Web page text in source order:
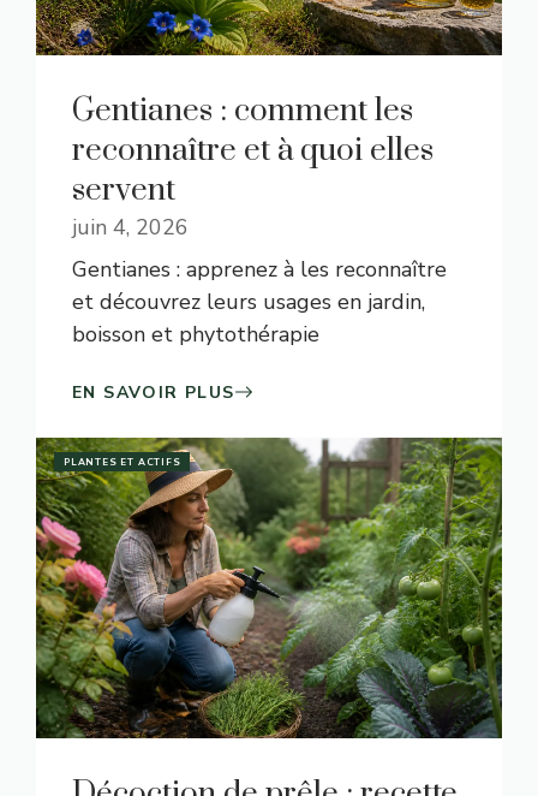
Gentianes : comment les
reconnaître et à quoi elles
servent
juin 4, 2026
Gentianes : apprenez à les reconnaître
et découvrez leurs usages en jardin,
boisson et phytothérapie
EN SAVOIR PLUS
PLANTES ET ACTIFS